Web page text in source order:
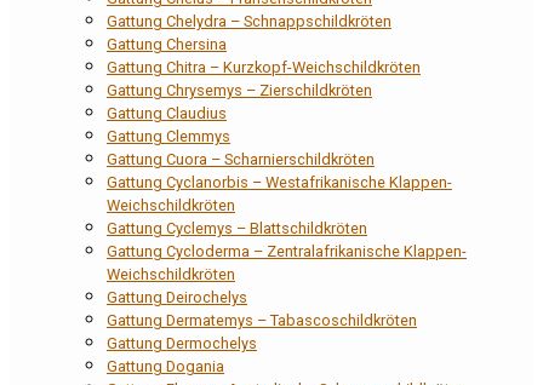
Gattung Chelydra – Schnappschildkröten
Gattung Chersina
Gattung Chitra – Kurzkopf-Weichschildkröten
Gattung Chrysemys – Zierschildkröten
Gattung Claudius
Gattung Clemmys
Gattung Cuora – Scharnierschildkröten
Gattung Cyclanorbis – Westafrikanische Klappen-
Weichschildkröten
Gattung Cyclemys – Blattschildkröten
Gattung Cycloderma – Zentralafrikanische Klappen-
Weichschildkröten
Gattung Deirochelys
Gattung Dermatemys – Tabascoschildkröten
Gattung Dermochelys
Gattung Dogania